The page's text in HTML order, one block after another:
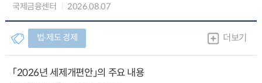
국제금융센터 2026.08.07
법∙제도 경제 더보기
「2026년 세제개편안」의 주요 내용